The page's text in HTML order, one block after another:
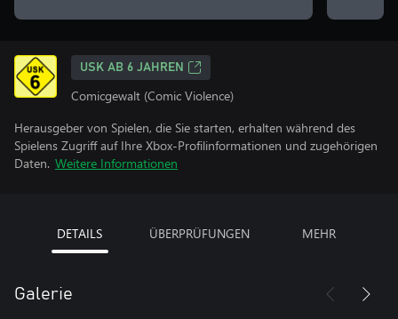
USK AB 6 JAHREN
Comicgewalt (Comic Violence)
Herausgeber von Spielen, die Sie starten, erhalten während des
Spielens Zugriff auf Ihre Xbox-Profilinformationen und zugehörigen
Daten. Weitere Informationen
DETAILS ÜBERPRÜFUNGEN MEHR
Galerie